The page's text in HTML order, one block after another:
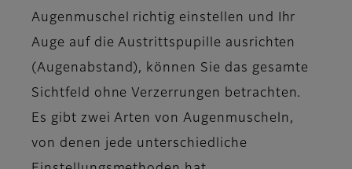
Augenmuschel richtig einstellen und Ihr
Auge auf die Austrittspupille ausrichten
(Augenabstand), können Sie das gesamte
Sichtfeld ohne Verzerrungen betrachten.
Es gibt zwei Arten von Augenmuscheln,
von denen jede unterschiedliche